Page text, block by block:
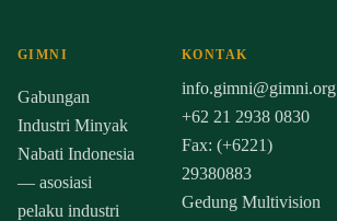
GIMNI
Gabungan
Industri Minyak
Nabati Indonesia
— asosiasi
pelaku industri
KONTAK
info.gimni@gimni.org
+62 21 2938 0830
Fax: (+6221)
29380883
Gedung Multivision